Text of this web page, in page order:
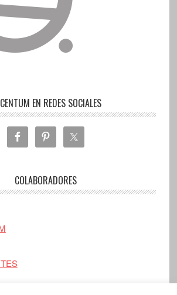
EN REDES SOCIALES
COLABORADORES